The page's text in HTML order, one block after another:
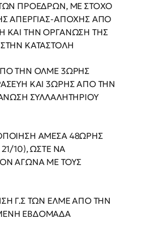
ΠΡΟΕΔΡΩΝ, ΜΕ ΣΤΟΧΟ
ΑΠΕΡΓΙΑΣ-ΑΠΟΧΗΣ ΑΠΟ
ΚΑΙ ΤΗΝ ΟΡΓΑΝΩΣΗ ΤΗΣ
ΚΑΤΑΣΤΟΛΗ
ΤΗΝ ΟΛΜΕ 3ΩΡΗΣ
ΚΑΙ 3ΩΡΗΣ ΑΠΟ ΤΗΝ
ΣΥΛΛΑΛΗΤΗΡΙΟΥ
ΑΜΕΣΑ 48ΩΡΗΣ
10), ΩΣΤΕ ΝΑ
ΑΓΩΝΑ ΜΕ ΤΟΥΣ
Γ.Σ ΤΩΝ ΕΛΜΕ ΑΠΟ ΤΗΝ
ΕΒΔΟΜΑΔΑ